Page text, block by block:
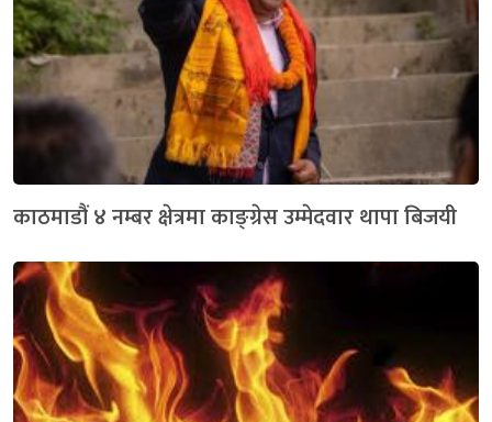
काठमाडौं ४ नम्बर क्षेत्रमा काङ्ग्रेस उम्मेदवार थापा बिजयी